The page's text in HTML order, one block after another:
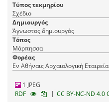
Τύπος τεκμηρίου
Σχέδιο
Δημιουργός
Άγνωστος δημιουργός
Τόπος
Μάρπησσα
Φορέας
Εν Αθήναις Αρχαιολογική Εταιρεία
1 JPEG
RDF
| CC BY-NC-ND 4.0